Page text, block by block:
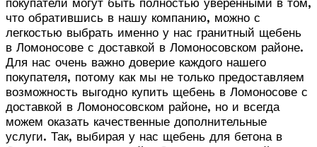
что обратившись в нашу компанию, можно с
легкостью выбрать именно у нас гранитный щебень
в Ломоносове с доставкой в Ломоносовском районе.
Для нас очень важно доверие каждого нашего
покупателя, потому как мы не только предоставляем
возможность выгодно купить щебень в Ломоносове с
доставкой в Ломоносовском районе, но и всегда
можем оказать качественные дополнительные
услуги. Так, выбирая у нас щебень для бетона в